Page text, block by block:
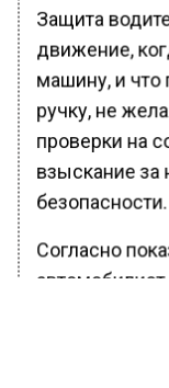
Защита
движение,
машину, и что
ручку, не
проверки на
взыскание
безопасности.
Согласно
автомобилист